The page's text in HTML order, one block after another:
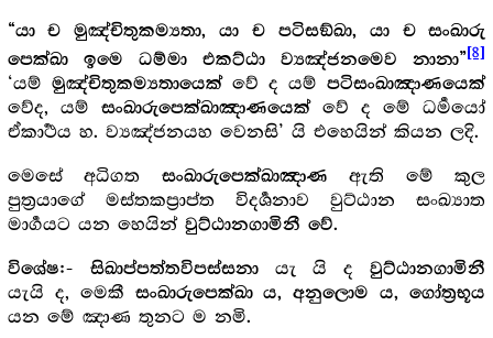
“යා ච මුඤ්චිතුකම්‍යතා, යා ච පටිසඞ්ඛා‍, යා ච සංඛාරු
පෙක්ඛා ඉමෙ ධම්මා එකට්ඨා ව්‍යඤ්ජනමෙව නානා” [8]
‘යම් මුඤ්චිතුකම්‍යතායෙක්වේ ද යම්පටිසංඛාඤාණයෙක්
වේද, යම් සංඛාරුපෙක්ඛාඤාණයෙක්වේ ද මේ ධර්‍මයෝ
ඒකාර්‍ථය හ. ව්‍යඤ්ජනයහ වෙනසි’ යි එහෙයින් කියන ලදි.
මෙසේ අධිගත සංඛාරුපෙක්ඛාඤාණ ඇති මේ කුල
පුත්‍ර‍යාගේ මස්තකප්‍රාප්ත විදර්‍ශනාව වුට්ඨාන සංඛ්‍යාත
මාර්‍ගයට යන හෙයින් වුට්ඨානගාමිනී වේ.
විශේෂ:- සිඛාප්පත්තවිපස්සනායැ යි දවුට්ඨානගාමිනී
යැයි ද, මෙකී සංඛාරුපෙක්ඛා ය, අනුලොම ය, ගෝත්‍ර‍භූය
යන මේ ඤාණ තුනට ම නමි.